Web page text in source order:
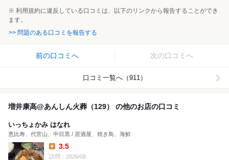
※ 利用規約に違反している口コミは、以下のリンクから報告することができ
ます。
>> 問題のある口コミを報告する
前の口コミへ 次の口コミへ
口コミ一覧へ（911）
増井康高@あんしん火葬（129） の他のお店の口コミ
いっちょかみ はなれ
恵比寿、代官山、中目黒 / 居酒屋、焼き鳥、海鮮
Lunch:
3.5
訪問：2026/08